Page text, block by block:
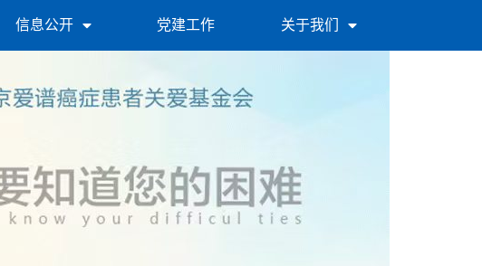
信息公开 党建工作 关于我们